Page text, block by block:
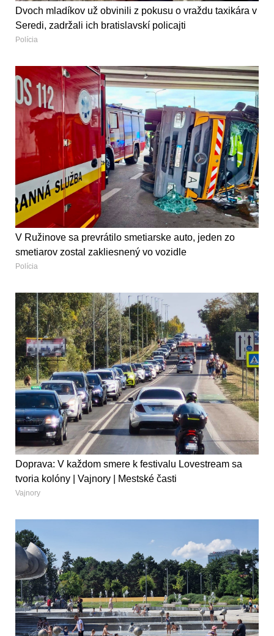
Dvoch mladíkov už obvinili z pokusu o vraždu taxikára v
Seredi, zadržali ich bratislavskí policajti
Polícia
V Ružinove sa prevrátilo smetiarske auto, jeden zo
smetiarov zostal zakliesnený vo vozidle
Polícia
Doprava: V každom smere k festivalu Lovestream sa
tvoria kolóny | Vajnory | Mestské časti
Vajnory